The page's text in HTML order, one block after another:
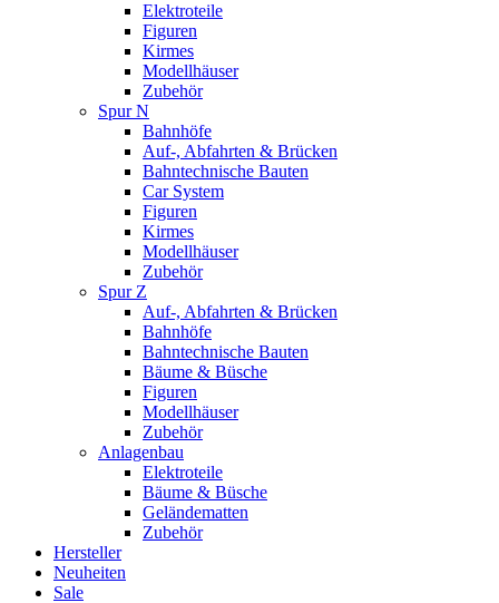
Elektroteile
Figuren
Kirmes
Modellhäuser
Zubehör
Spur N
Bahnhöfe
Auf-, Abfahrten & Brücken
Bahntechnische Bauten
Car System
Figuren
Kirmes
Modellhäuser
Zubehör
Spur Z
Auf-, Abfahrten & Brücken
Bahnhöfe
Bahntechnische Bauten
Bäume & Büsche
Figuren
Modellhäuser
Zubehör
Anlagenbau
Elektroteile
Bäume & Büsche
Geländematten
Zubehör
Hersteller
Neuheiten
Sale